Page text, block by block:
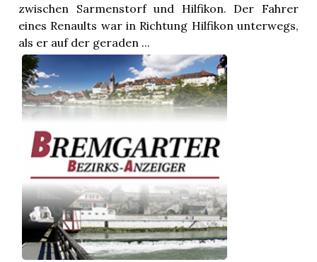
zwischen Sarmenstorf und Hilfikon. Der Fahrer
eines Renaults war in Richtung Hilfikon unterwegs,
als er auf der geraden ...